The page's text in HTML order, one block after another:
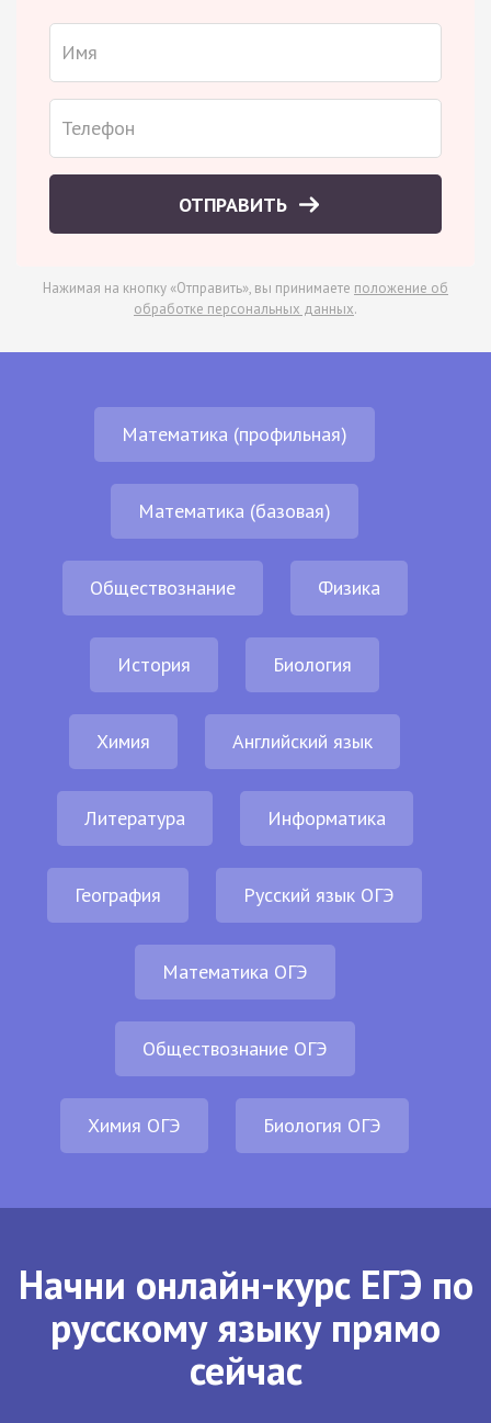
ОТПРАВИТЬ
Нажимая на кнопку «Отправить», вы принимаете положение об
обработке персональных данных.
Математика (профильная)
Математика (базовая)
Обществознание Физика
История Биология
Химия Английский язык
Литература Информатика
География Русский язык ОГЭ
Математика ОГЭ
Обществознание ОГЭ
Химия ОГЭ Биология ОГЭ
Начни онлайн-курс ЕГЭ по
русскому языку прямо
сейчас